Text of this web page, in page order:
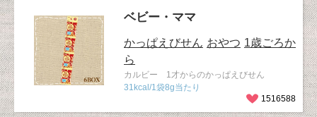
ベビー・ママ
かっぱえびせん おやつ 1歳ごろか
ら
カルビー 1才からのかっぱえびせん
31kcal/1袋8g当たり
1516588